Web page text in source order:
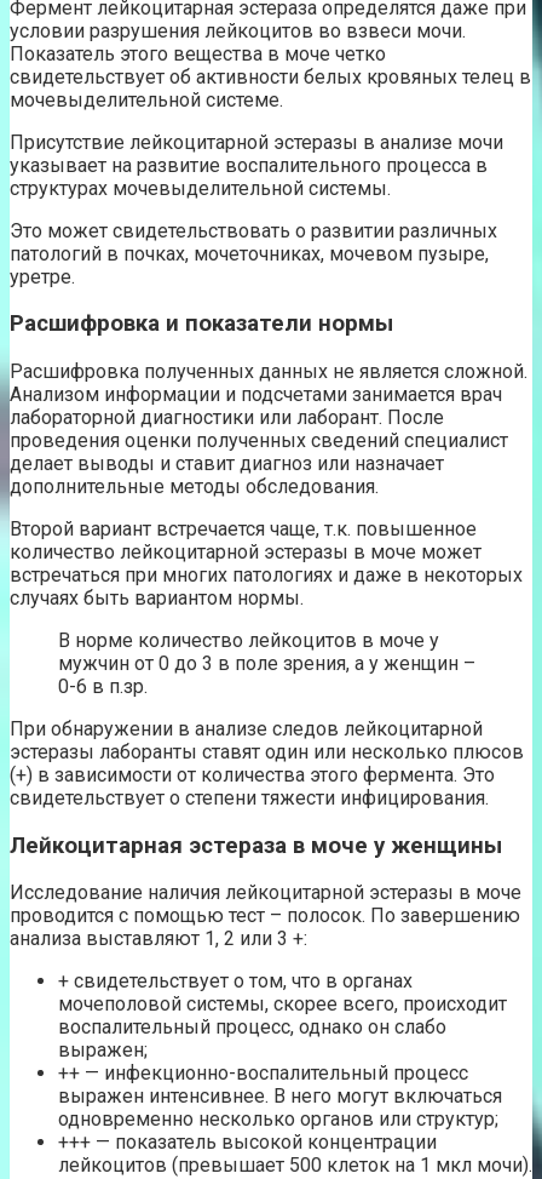
Фермент лейкоцитарная эстераза определятся даже при
условии разрушения лейкоцитов во взвеси мочи.
Показатель этого вещества в моче четко
свидетельствует об активности белых кровяных телец в
мочевыделительной системе.
Присутствие лейкоцитарной эстеразы в анализе мочи
указывает на развитие воспалительного процесса в
структурах мочевыделительной системы.
Это может свидетельствовать о развитии различных
патологий в почках, мочеточниках, мочевом пузыре,
уретре.
Расшифровка и показатели нормы
Расшифровка полученных данных не является сложной.
Анализом информации и подсчетами занимается врач
лабораторной диагностики или лаборант. После
проведения оценки полученных сведений специалист
делает выводы и ставит диагноз или назначает
дополнительные методы обследования.
Второй вариант встречается чаще, т.к. повышенное
количество лейкоцитарной эстеразы в моче может
встречаться при многих патологиях и даже в некоторых
случаях быть вариантом нормы.
В норме количество лейкоцитов в моче у
мужчин от 0 до 3 в поле зрения, а у женщин –
0-6 в п.зр.
При обнаружении в анализе следов лейкоцитарной
эстеразы лаборанты ставят один или несколько плюсов
(+) в зависимости от количества этого фермента. Это
свидетельствует о степени тяжести инфицирования.
Лейкоцитарная эстераза в моче у женщины
Исследование наличия лейкоцитарной эстеразы в моче
проводится с помощью тест – полосок. По завершению
анализа выставляют 1, 2 или 3 +:
+ свидетельствует о том, что в органах
мочеполовой системы, скорее всего, происходит
воспалительный процесс, однако он слабо
выражен;
++ — инфекционно-воспалительный процесс
выражен интенсивнее. В него могут включаться
одновременно несколько органов или структур;
+++ — показатель высокой концентрации
лейкоцитов (превышает 500 клеток на 1 мкл мочи).